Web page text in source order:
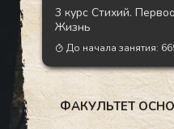
3 курс Стихий.
Жизнь
До начала занятия:
ФАКУЛЬТЕТ